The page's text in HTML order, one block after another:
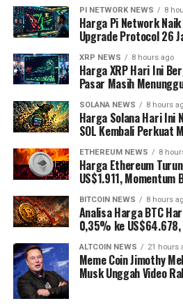
PI NETWORK NEWS 8
Harga Pi Network
Upgrade Protocol 26
XRP NEWS 8 hours ago
Harga XRP Hari Ini
Pasar Masih
SOLANA NEWS 8 hours
Harga Solana Hari Ini
SOL Kembali Perkuat
ETHEREUM NEWS 8
Harga Ethereum
US$1.911, Momentum
BITCOIN NEWS 8 hours
Analisa Harga BTC
0,35% ke US$64.678,
ALTCOIN NEWS 21 hours
Meme Coin Jimothy
Musk Unggah Video